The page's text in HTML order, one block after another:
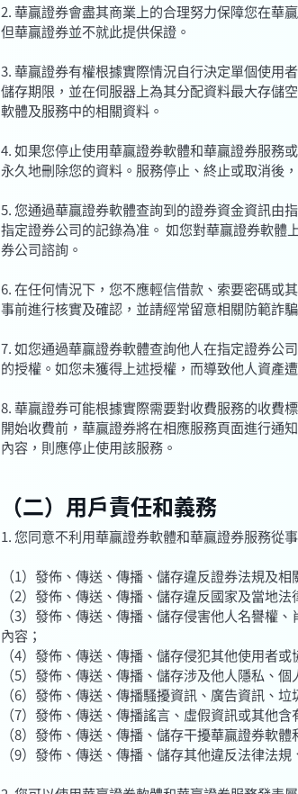
2. 華贏證券會盡其商業上的合理努力保障您在華
但華贏證券並不就此提供保證。
3. 華贏證券有權根據實際情況自行決定單個使用
儲存期限，並在伺服器上為其分配資料最大存儲
軟體及服務中的相關資料。
4. 如果您停止使用華贏證券軟體和華贏證券服務
永久地刪除您的資料。服務停止、終止或取消後
5. 您通過華贏證券軟體查詢到的證券資金資訊由
指定證券公司的記錄為准。 如您對華贏證券軟
券公司諮詢。
6. 在任何情況下，您不應輕信借款、索要密碼或
事前進行核實及確認，並請經常留意相關防範詐
7. 如您通過華贏證券軟體查詢他人在指定證券公
的授權。如您未獲得上述授權，而導致他人資產
8. 華贏證券可能根據實際需要對收費服務的收費
開始收費前，華贏證券將在相應服務頁面進行通
內容，則應停止使用該服務。
（二）用戶責任和義務
1. 您同意不利用華贏證券軟體和華贏證券服務從
（1）發佈、傳送、傳播、儲存違反證券法規及
（2）發佈、傳送、傳播、儲存違反國家及當地法
（3）發佈、傳送、傳播、儲存侵害他人名譽權
內容；
（4）發佈、傳送、傳播、儲存侵犯其他使用者
（5）發佈、傳送、傳播、儲存涉及他人隱私、個
（6）發佈、傳送、傳播騷擾資訊、廣告資訊、
（7）發佈、傳送、傳播謠言、虛假資訊或其他含
（8）發佈、傳送、傳播、儲存干擾華贏證券軟體
（9）發佈、傳送、傳播、儲存其他違反法律法